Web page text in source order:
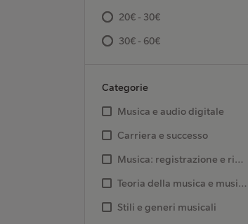
20€ - 30€
30€ - 60€
Categorie
Musica e audio digitale
Carriera e successo
Musica: registrazione e riproduzione
Teoria della musica e musicologia
Stili e generi musicali